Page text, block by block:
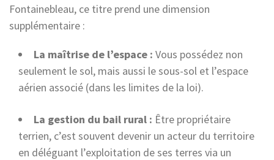
Fontainebleau, ce titre prend une dimension
supplémentaire :
La maîtrise de l’espace : Vous possédez non
seulement le sol, mais aussi le sous-sol et l’espace
aérien associé (dans les limites de la loi).
La gestion du bail rural : Être propriétaire
terrien, c’est souvent devenir un acteur du territoire
en déléguant l’exploitation de ses terres via un